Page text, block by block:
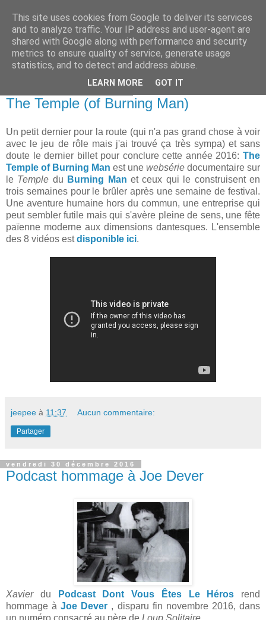
The Temple (of Burning Man)
Un petit dernier pour la route (qui n'a pas grand chose à voir
avec le jeu de rôle mais j'ai trouvé ça très sympa) et sans
doute le dernier billet pour conclure cette année 2016: The
Temple of Burning Man est une websérie documentaire sur
le Temple du Burning Man et ceux qui le construisent en
trois semaines pour le brûler après une semaine de festival.
Une aventure humaine hors du commun, une entreprise qui
peut sembler futile mais qui s'avère pleine de sens, une fête
païenne moderne aux dimensions dantesques. L'ensemble
des 8 vidéos estdisponible ici.
jeepee à 11:37 Aucun commentaire:
Partager
vendredi 30 décembre 2016
Podcast hommage à Joe Dever
Xavierdu Podcast Dont Vous Êtes Le Héros rend
hommage àJoe Dever , disparu fin novembre 2016, dans
un numéro consacré au père de Loup Solitaire.
This site uses cookies from Google to deliver its services
and to analyze traffic. Your IP address and user-agent are
shared with Google along with performance and security
metrics to ensure quality of service, generate usage
statistics, and to detect and address abuse.
LEARN MORE GOT IT